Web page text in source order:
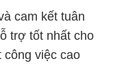
cam kết tuân
trợ tốt nhất cho
công việc cao